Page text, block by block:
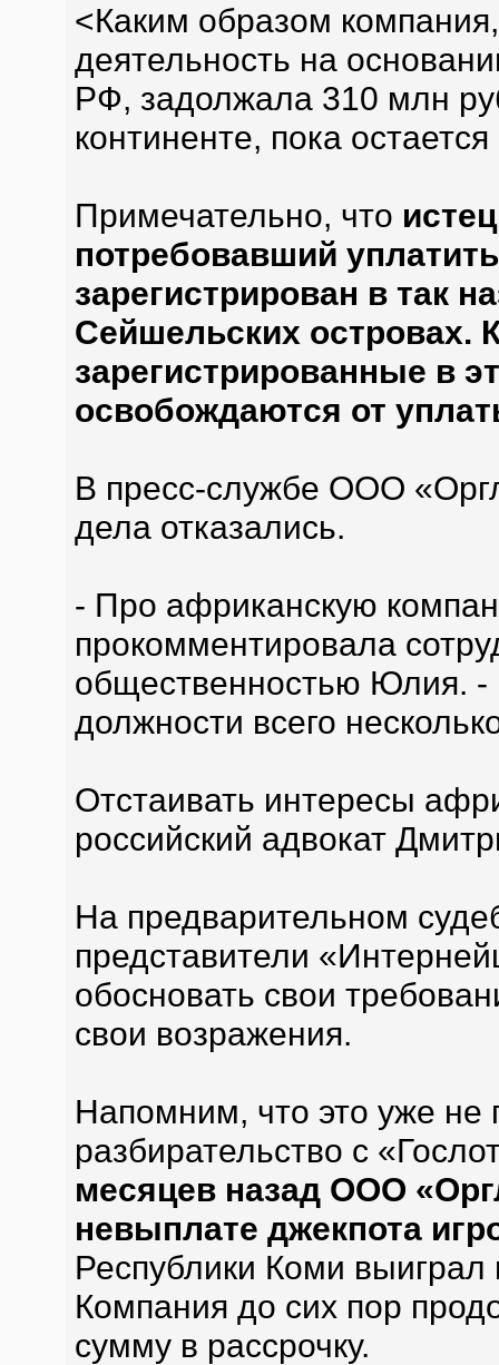
<Каким образом
деятельность на
РФ, задолжала 310 млн
континенте, пока
Примечательно, что
потребовавший
зарегистрирован в так
Сейшельских островах.
зарегистрированные в
освобождаются от
В пресс-службе ООО
дела отказались.
- Про африканскую
прокомментировала
общественностью Юлия.
должности всего
Отстаивать интересы
российский адвокат
На предварительном
представители
обосновать свои
свои возражения.
Напомним, что это уже не
разбирательство с
месяцев назад ООО
невыплате джекпота
Республики Коми
Компания до сих пор
сумму в рассрочку.